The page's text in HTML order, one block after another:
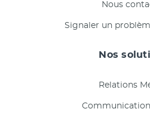
Nous
Signaler un
Nos
Relations